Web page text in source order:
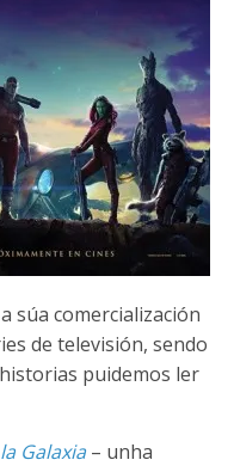
súa comercialización
de televisión, sendo
puidemos ler
Galaxia– unha